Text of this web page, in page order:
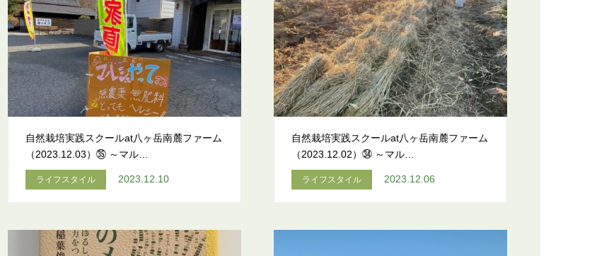
自然栽培実践スクールat八ヶ岳南麓ファーム
（2023.12.03）㉟ ～マル…
ライフスタイル 2023.12.10
自然栽培実践スクールat八ヶ岳南麓ファーム
（2023.12.02）㉞ ～マル…
ライフスタイル 2023.12.06